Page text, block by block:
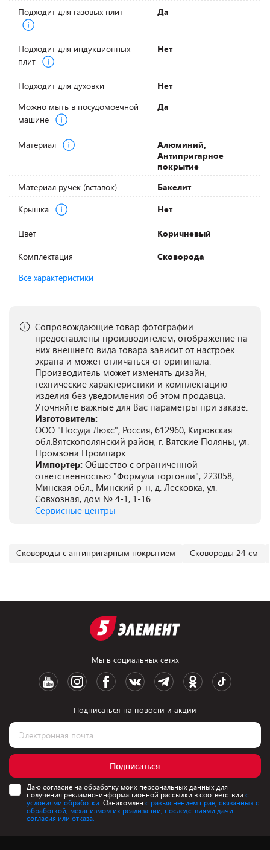
Подходит для газовых плит Да
Подходит для индукционных
плит
Нет
Подходит для духовки
Нет
Можно мыть в посудомоечной
машине
Да
Материал
Алюминий,
Антипригарное
покрытие
Материал ручек (вставок)
Бакелит
Крышка
Нет
Цвет
Коричневый
Комплектация
Сковорода
Все характеристики
Сопровождающие товар фотографии
предоставлены производителем, отображение на
них внешнего вида товара зависит от настроек
экрана и может отличаться от оригинала.
Производитель может изменять дизайн,
технические характеристики и комплектацию
изделия без уведомления об этом продавца.
Уточняйте важные для Вас параметры при заказе.
Изготовитель:
ООО "Посуда Люкс", Россия, 612960, Кировская
обл.Вятскополянский район, г. Вятские Поляны, ул.
Промзона Промпарк.
Импортер: Общество с ограниченной
ответственностью "Формула торговли", 223058,
Минская обл., Минский р-н, д. Лесковка, ул.
Совхозная, дом № 4-1, 1-16
Сервисные центры
Сковороды с антипригарным покрытием Сковороды 24 см
Мы в социальных сетях
Подписаться на новости и акции
Подписаться
Даю согласие на обработку моих персональных данных для
получения рекламно-информационной рассылки в соответствии с
условиями обработки. Ознакомлен с разъяснением прав, связанных с
обработкой, механизмом их реализации, последствиями дачи
согласия или отказа.